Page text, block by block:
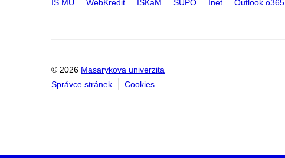
IS MU WebKredit ISKaM SUPO Inet Outlook o365
© 2026 Masarykova univerzita
Správce stránek
Cookies